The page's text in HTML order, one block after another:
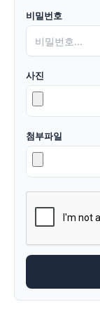
비밀번호
사진
첨부파일